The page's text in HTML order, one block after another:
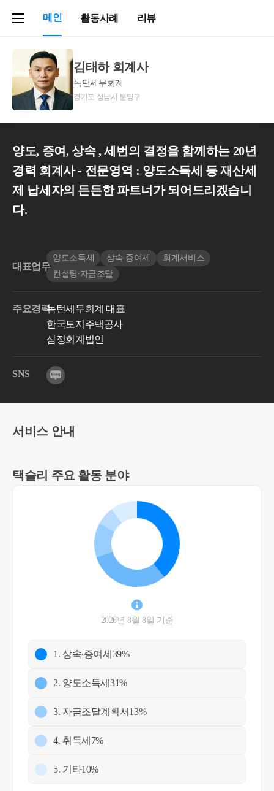
메인 활동사례 리뷰
김태하 회계사
녹턴세무회계
경기도 성남시 분당구
양도, 증여, 상속 , 세번의 결정을 함께하는 20년
경력 회계사 - 전문영역 : 양도소득세 등 재산세
제 납세자의 든든한 파트너가 되어드리겠습니
다.
대표업무
양도소득세 상속∙증여세
회계서비스
컨설팅∙자금조달
주요경력녹턴세무회계 대표
한국토지주택공사
삼정회계법인
SNS
서비스 안내
택슬리 주요 활동 분야
2026년 8월 8일 기준
1. 상속∙증여세 39%
2. 양도소득세31%
3. 자금조달계획서13%
4. 취득세 7%
5. 기타10%